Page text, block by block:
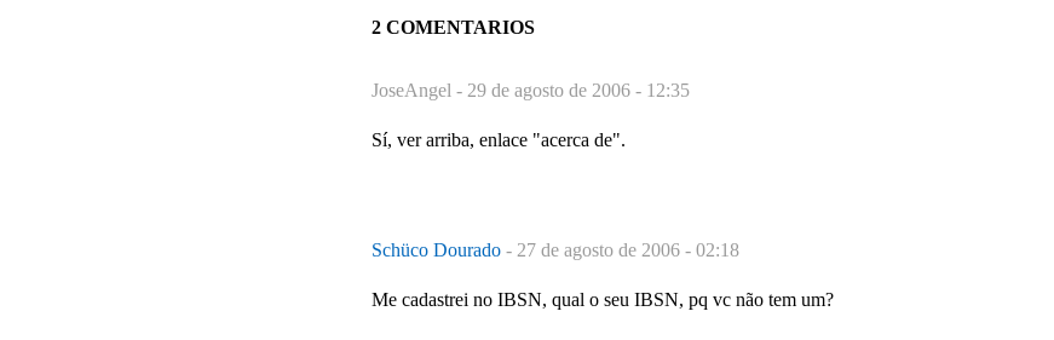
2 COMENTARIOS
JoseAngel - 29 de agosto de 2006 - 12:35
Sí, ver arriba, enlace "acerca de".
Schüco Dourado - 27 de agosto de 2006 - 02:18
Me cadastrei no IBSN, qual o seu IBSN, pq vc não tem um?